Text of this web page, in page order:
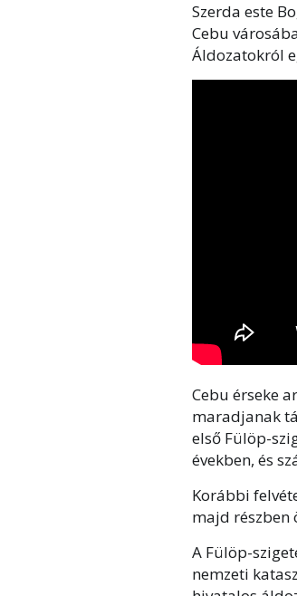
Szerda este
Cebu
Áldozatokról
Cebu érseke
maradjanak
első Fülöp-
években, és
Korábbi
majd részben
A Fülöp-
nemzeti